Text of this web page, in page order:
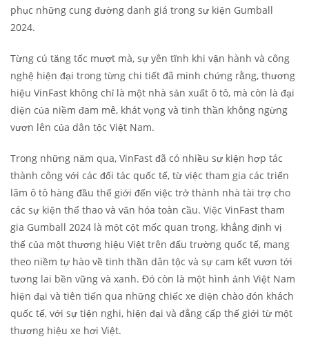
phục những cung đường danh giá trong sự kiện Gumball
2024.
Từng cú tăng tốc mượt mà, sự yên tĩnh khi vận hành và công
nghệ hiện đại trong từng chi tiết đã minh chứng rằng, thương
hiệu VinFast không chỉ là một nhà sản xuất ô tô, mà còn là đại
diện của niềm đam mê, khát vọng và tinh thần không ngừng
vươn lên của dân tộc Việt Nam.
Trong những năm qua, VinFast đã có nhiều sự kiện hợp tác
thành công với các đối tác quốc tế, từ việc tham gia các triển
lãm ô tô hàng đầu thế giới đến việc trở thành nhà tài trợ cho
các sự kiện thể thao và văn hóa toàn cầu. Việc VinFast tham
gia Gumball 2024 là một cột mốc quan trọng, khẳng định vị
thế của một thương hiệu Việt trên đấu trường quốc tế, mang
theo niềm tự hào về tinh thần dân tộc và sự cam kết vươn tới
tương lai bền vững và xanh. Đó còn là một hình ảnh Việt Nam
hiện đại và tiên tiến qua những chiếc xe điện chào đón khách
quốc tế, với sự tiện nghi, hiện đại và đẳng cấp thế giới từ một
thương hiệu xe hơi Việt.